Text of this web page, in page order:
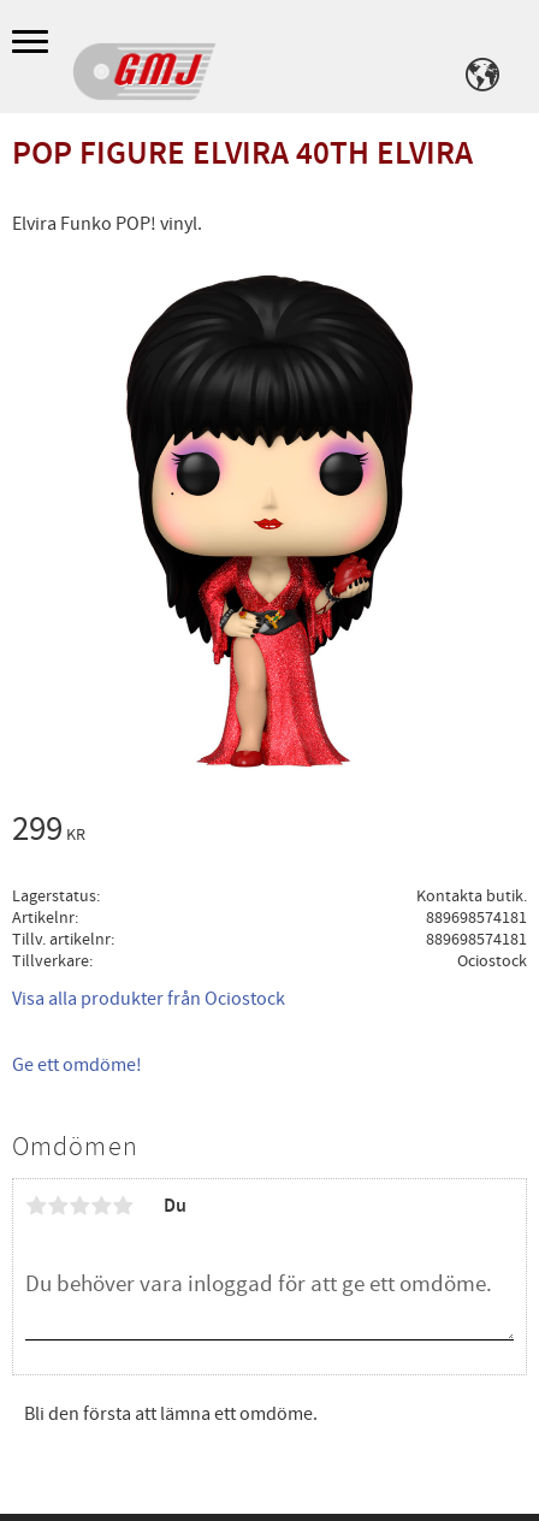
Meny
POP FIGURE ELVIRA 40TH ELVIRA
Elvira Funko POP! vinyl.
299 KR
Lagerstatus
Kontakta butik.
Artikelnr
889698574181
Tillv. artikelnr
889698574181
Tillverkare
Ociostock
Visa alla produkter från Ociostock
Ge ett omdöme!
Omdömen
Du
Bli den första att lämna ett omdöme.